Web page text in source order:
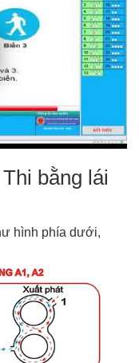
bằng lái
hình phía dưới,